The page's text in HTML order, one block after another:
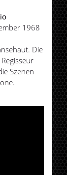
1968
Die
Szenen